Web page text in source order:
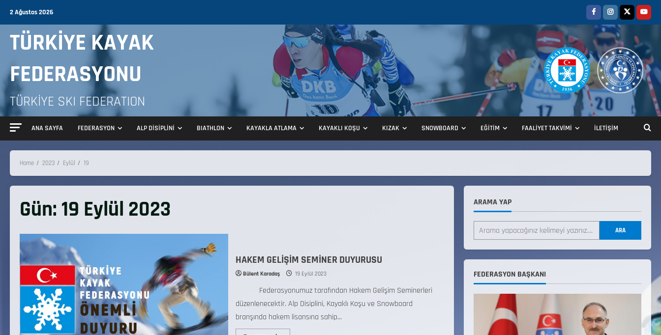
2 Ağustos 2026
TÜRKİYE KAYAK
FEDERASYONU
TÜRKİYE SKI FEDERATION
ANA SAYFA FEDERASYON ALP DİSİPLİNİ BIATHLON KAYAKLA ATLAMA KAYAKLI KOŞU KIZAK SNOWBOARD EĞİTİM FAALİYET TAKVİMİ İLETİŞİM
Home 2023 Eylül 19
Gün: 19 Eylül 2023
HAKEM GELİŞİM SEMİNER DUYURUSU
Bülent Karadaş 19 Eylül 2023
Federasyonumuz tarafından Hakem Gelişim Seminerleri
düzenlenecektir. Alp Disiplini, Kayaklı Koşu ve Snowboard
branşında hakem lisansına sahip...
ARAMA YAP
ARA
FEDERASYON BAŞKANI
2
ANALİG TEKERLEKLİ KAYAK
3
TÜRKİYE ŞAMPİYONASI GÖREVLİ
LİSTESİ
Teknik Kurul ve Alt Kurul
Üyelerimiz Belirlendi
18 Temmuz 2026
KAYAKLI KOŞU VE BİATHLON